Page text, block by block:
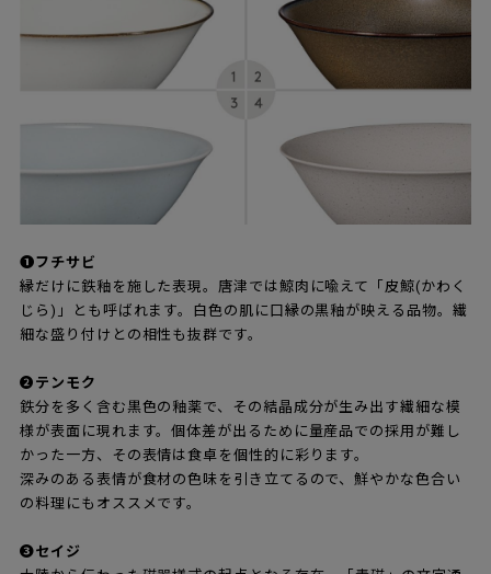
❶フチサビ
縁だけに鉄釉を施した表現。唐津では鯨肉に喩えて「皮鯨(かわく
じら)」とも呼ばれます。白色の肌に口縁の黒釉が映える品物。繊
細な盛り付けとの相性も抜群です。
❷テンモク
鉄分を多く含む黒色の釉薬で、その結晶成分が生み出す繊細な模
様が表面に現れます。個体差が出るために量産品での採用が難し
かった一方、その表情は食卓を個性的に彩ります。
深みのある表情が食材の色味を引き立てるので、鮮やかな色合い
の料理にもオススメです。
❸セイジ